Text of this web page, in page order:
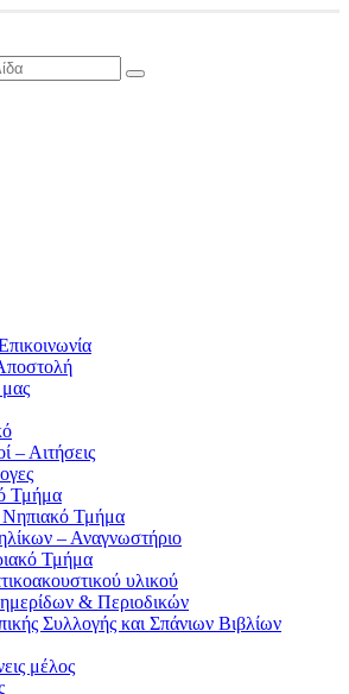
– Αιτήσεις
Τμήμα
Νηπιακό Τμήμα
– Αναγνωστήριο
Τμήμα
υλικού
& Περιοδικών
Συλλογής και Σπάνιων Βιβλίων
μέλος